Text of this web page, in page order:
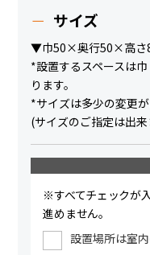
サイズ
▼巾50×奥行50×高さ
*設置するスペースは
ります。
*サイズは多少の変更
(サイズのご指定は出
※すべてチェックが
進めません。
設置場所は室内